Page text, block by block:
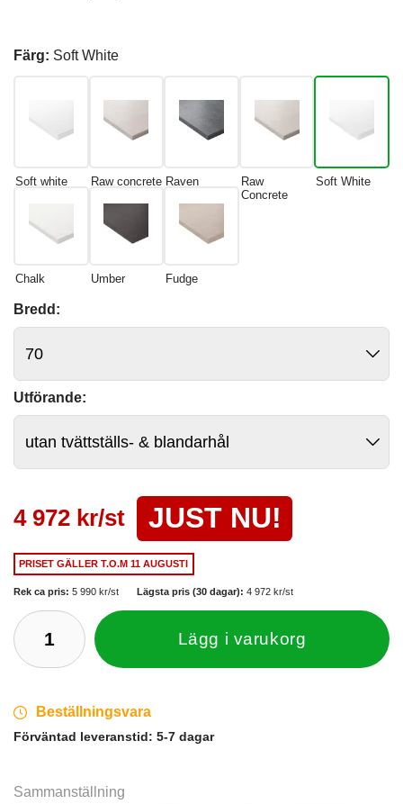
Färg: Soft White
Soft white Raw concrete Raven
Raw
Concrete
Soft White
Chalk Umber Fudge
Bredd:
Utförande:
4 972 kr/st JUST NU!
PRISET GÄLLERT.O.M 11 AUGUSTI
Rek ca pris: 5 990 kr/st Lägsta pris (30 dagar): 4 972 kr/st
Lägg i varukorg
Beställningsvara
Förväntad leveranstid: 5-7 dagar
Sammanställning